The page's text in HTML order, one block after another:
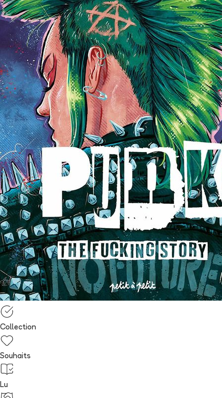
Collection
Souhaits
Lu